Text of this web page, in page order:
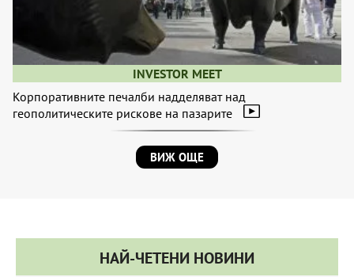
INVESTOR MEET
Корпоративните печалби надделяват над
геополитическите рискове на пазарите
ВИЖ ОЩЕ
НАЙ-ЧЕТЕНИ НОВИНИ